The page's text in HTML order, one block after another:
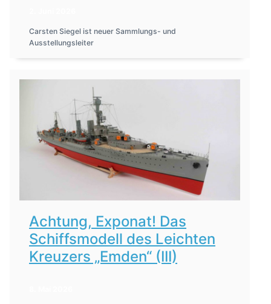
Carsten Siegel ist neuer Sammlungs- und
Ausstellungsleiter
Achtung, Exponat! Das
Schiffsmodell des Leichten
Kreuzers „Emden“ (III)